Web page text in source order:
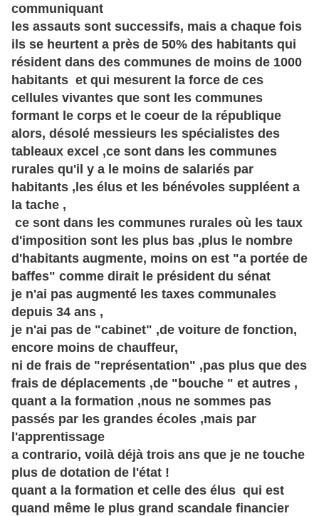
communiquant
les assauts sont successifs, mais a chaque fois
ils se heurtent a près de 50% des habitants qui
résident dans des communes de moins de 1000
habitants et qui mesurent la force de ces
cellules vivantes que sont les communes
formant le corps et le coeur de la république
alors, désolé messieurs les spécialistes des
tableaux excel ,ce sont dans les communes
rurales qu'il y a le moins de salariés par
habitants ,les élus et les bénévoles suppléent a
la tache ,
ce sont dans les communes rurales où les taux
d'imposition sont les plus bas ,plus le nombre
d'habitants augmente, moins on est "a portée de
baffes" comme dirait le président du sénat
je n'ai pas augmenté les taxes communales
depuis 34 ans ,
je n'ai pas de "cabinet" ,de voiture de fonction,
encore moins de chauffeur,
ni de frais de "représentation" ,pas plus que des
frais de déplacements ,de "bouche " et autres ,
quant a la formation ,nous ne sommes pas
passés par les grandes écoles ,mais par
l'apprentissage
a contrario, voilà déjà trois ans que je ne touche
plus de dotation de l'état !
quant a la formation et celle des élus qui est
quand même le plus grand scandale financier